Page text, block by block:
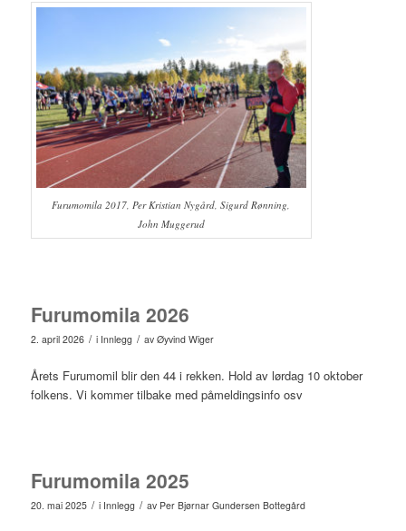
Furumomila 2017, Per Kristian Nygård, Sigurd Rønning,
John Muggerud
Furumomila 2026
2. april 2026 / i Innlegg / av Øyvind Wiger
Årets Furumomil blir den 44 i rekken. Hold av lørdag 10 oktober
folkens. Vi kommer tilbake med påmeldingsinfo osv
Furumomila 2025
20. mai 2025 / i Innlegg / av Per Bjørnar Gundersen Bottegård